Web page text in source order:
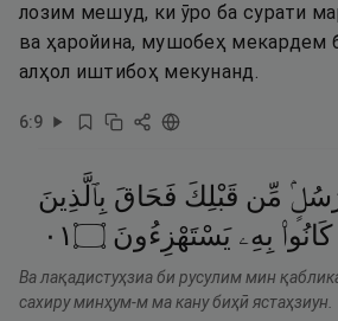
лозим мешуд, ки ӯро ба сурати
ва ҳаройина, мушобеҳ мекардем
алҳол иштибоҳ мекунанд.
6:9
مِّن قَبْلِكَ فَحَاقَ بِٱلَّذِينَ
كَانُوا۟ بِهِۦ يَسْتَهْزِءُونَ ۝١٠
Ва лақадистуҳзиа би русулим мин
сахиру минҳум-м ма кану биҳӣ ястаҳзиун.